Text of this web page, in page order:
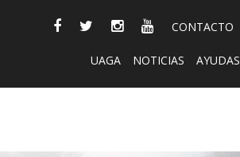
CONTACTO
UAGA NOTICIAS AYUDAS